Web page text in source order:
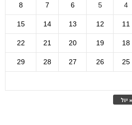
« יול
4
5
6
7
8
11
12
13
14
15
18
19
20
21
22
25
26
27
28
29